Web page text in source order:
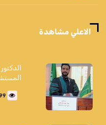
الاعلي مشاهدة